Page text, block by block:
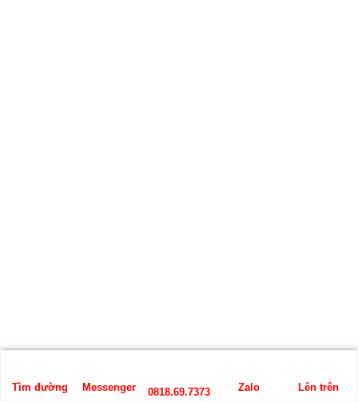
Tìm đường Messenger 0818.69.7373 Zalo Lên trên